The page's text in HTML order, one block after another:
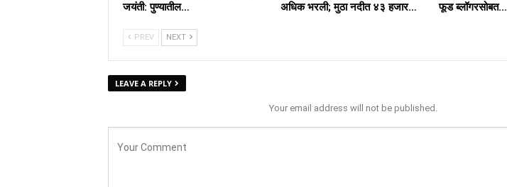
जयंती: पुण्यातील…
अधिक भरली; मुठा नदीत ४३ हजार…
फूड ब्लॉगरसोबत…
PREV NEXT
LEAVE A REPLY
Your email address will not be published.